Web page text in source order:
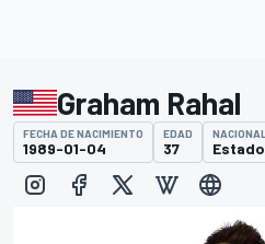
Graham Rahal
FECHA DE NACIMIENTO
1989-01-04
EDAD
37